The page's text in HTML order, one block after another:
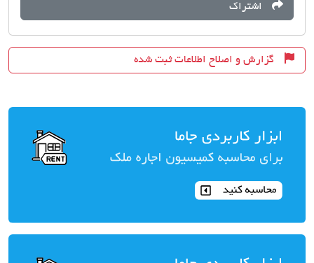
اشتراک
گزارش و اصلاح اطلاعات ثبت شده